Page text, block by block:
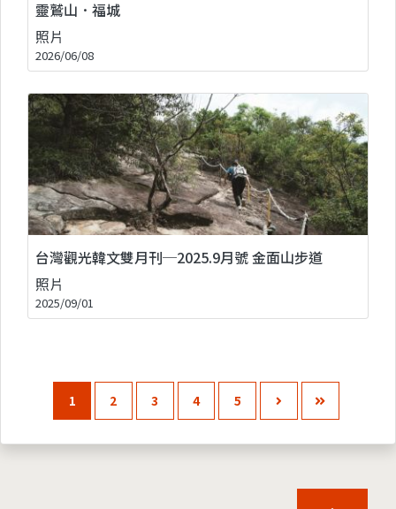
靈鷲山．福城
照片
2026/06/08
台灣觀光韓文雙月刊─2025.9月號 金面山步道
照片
2025/09/01
1 2 3 4 5